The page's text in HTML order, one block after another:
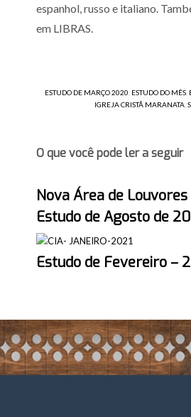
espanhol, russo e italiano.
em LIBRAS.
ESTUDO DE MARÇO 2020 ESTUDO DO MÊS
IGREJA CRISTÃ MARANATA ,
O que você pode ler a seguir
Nova Área de
Estudo de Agosto de
Estudo de Fevereiro –